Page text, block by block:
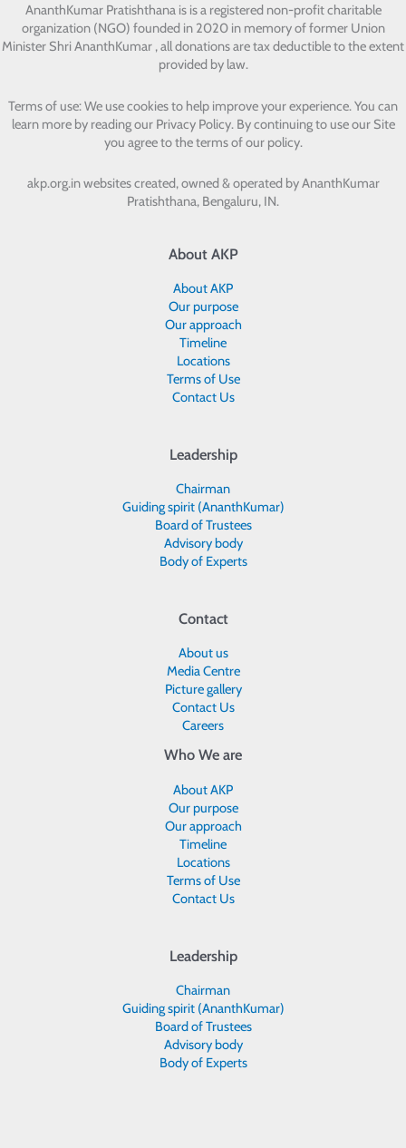
AnanthKumar Pratishthanais is a registered non-profit charitable
organization (NGO) founded in 2020 in memory of former Union
Minister Shri AnanthKumar , all donations are tax deductible to the extent
provided by law.
Terms of use: We use cookies to help improve your experience. You can
learn more by reading our Privacy Policy. By continuing to use our Site
you agree to the terms of our policy.
akp.org.in websites created, owned & operated byAnanthKumar
Pratishthana, Bengaluru, IN.
About AKP
About AKP
Our purpose
Our approach
Timeline
Locations
Terms of Use
Contact Us
Leadership
Chairman
Guiding spirit (AnanthKumar)
Board of Trustees
Advisory body
Body of Experts
Contact
About us
Media Centre
Picture gallery
Contact Us
Careers
Who We are
About AKP
Our purpose
Our approach
Timeline
Locations
Terms of Use
Contact Us
Leadership
Chairman
Guiding spirit (AnanthKumar)
Board of Trustees
Advisory body
Body of Experts